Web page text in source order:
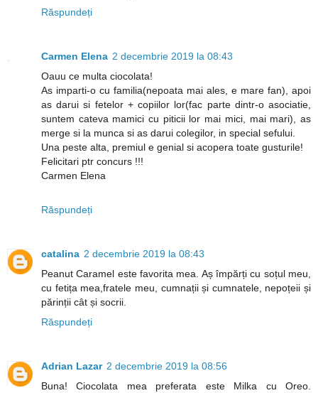
Răspundeți
Carmen Elena 2 decembrie 2019 la 08:43
Oauu ce multa ciocolata!
As imparti-o cu familia(nepoata mai ales, e mare fan), apoi
as darui si fetelor + copiilor lor(fac parte dintr-o asociatie,
suntem cateva mamici cu piticii lor mai mici, mai mari), as
merge si la munca si as darui colegilor, in special sefului.
Una peste alta, premiul e genial si acopera toate gusturile!
Felicitari ptr concurs !!!
Carmen Elena
Răspundeți
catalina 2 decembrie 2019 la 08:43
Peanut Caramel este favorita mea. Aș împărți cu soțul meu,
cu fetița mea,fratele meu, cumnații și cumnatele, nepoțeii și
părinții cât și socrii.
Răspundeți
Adrian Lazar 2 decembrie 2019 la 08:56
Buna! Ciocolata mea preferata este Milka cu Oreo.